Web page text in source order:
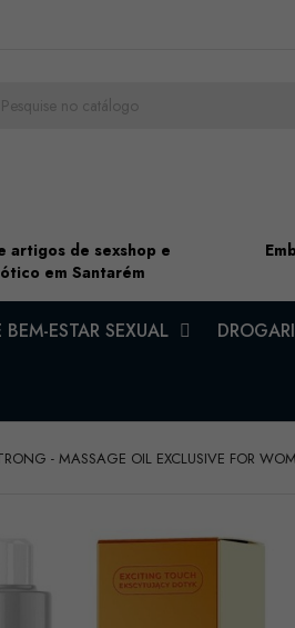
artigos de sexshop e
em Santarém
ESTAR SEXUAL
- MASSAGE OIL EXCLUSIVE FOR